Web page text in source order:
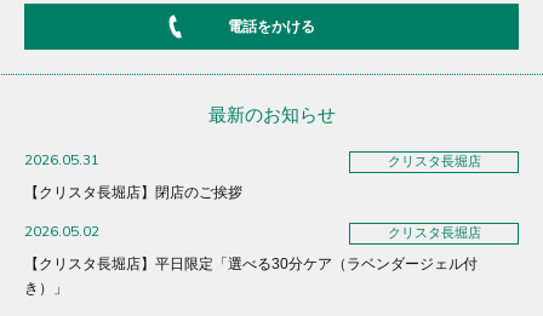
電話をかける
最新のお知らせ
2026.05.31 クリスタ長堀店
【クリスタ長堀店】閉店のご挨拶
2026.05.02 クリスタ長堀店
【クリスタ長堀店】平日限定「選べる30分ケア（ラベンダージェル付
き）」